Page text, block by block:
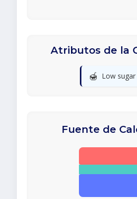
Atributos de la
🍯 Low sugar
Fuente de